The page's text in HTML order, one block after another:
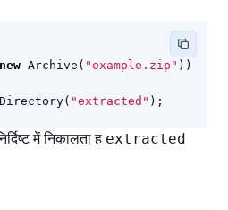
new Archive ( "example.zip" ))
( "extracted" );
में निकालता ह extracted